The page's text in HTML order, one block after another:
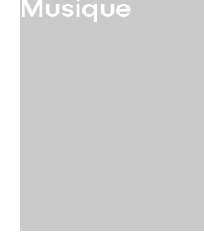
Musique